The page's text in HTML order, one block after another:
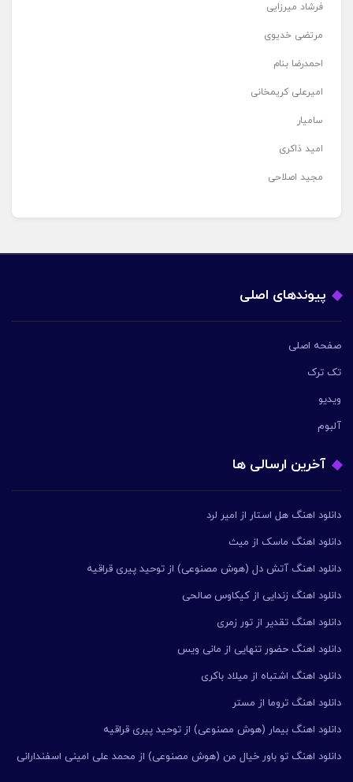
فرشاد میرزایی
مرتضی خدیوی
احمدرضا بنام
امیرعلی کریمخانی
سامیار
امید ذاکری
مجید اصلاحی
پیوندهای اصلی
صفحه اصلی
تک ترک
ویدیو
آلبوم
آخرین ارسالی ها
دانلود اهنگ هل استار از امیر لرد
دانلود اهنگ ماسک از میث
دانلود اهنگ آتش دل (هوش مصنوعی) از توحید پیری قراقیه
دانلود اهنگ زندایی از کیکاوس صالحی
دانلود اهنگ تقدیر از تور زمری
دانلود اهنگ حضور تنهایی از مانی ویس
دانلود اهنگ اشتباه از میلاد باکری
دانلود اهنگ تروما از مستر
دانلود اهنگ بیمار (هوش مصنوعی) از توحید پیری قراقیه
دانلود اهنگ تو باور خیال من (هوش مصنوعی) از محمد علی امینی اسفندارانی